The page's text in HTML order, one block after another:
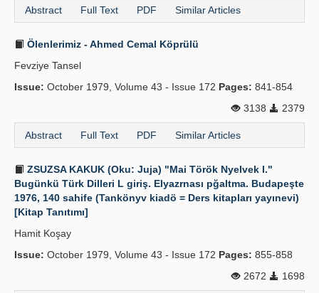
Abstract Full Text PDF Similar Articles
Ölenlerimiz - Ahmed Cemal Köprülü
Fevziye Tansel
Issue: October 1979, Volume 43 - Issue 172 Pages: 841-854
3138
2379
Abstract Full Text PDF Similar Articles
ZSUZSA KAKUK (Oku: Juja) "Mai Török Nyelvek I."
Bugünkü Türk Dilleri L giriş. Elyazrnası pğaltma. Budapeşte
1976, 140 sahife (Tankönyv kiadö = Ders kitapları yayınevi)
[Kitap Tanıtımı]
Hamit Koşay
Issue: October 1979, Volume 43 - Issue 172 Pages: 855-858
2672
1698